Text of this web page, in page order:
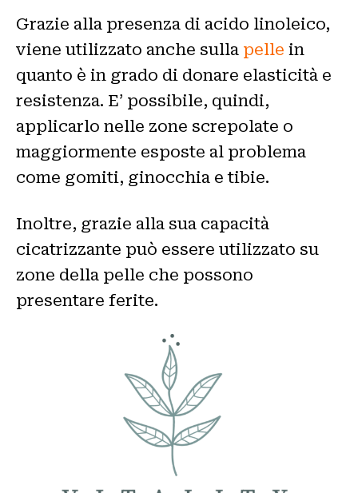
Grazie alla presenza di acido linoleico,
viene utilizzato anche sulla pelle in
quanto è in grado di donare elasticità e
resistenza. E’ possibile, quindi,
applicarlo nelle zone screpolate o
maggiormente esposte al problema
come gomiti, ginocchia e tibie.
Inoltre, grazie alla sua capacità
cicatrizzante può essere utilizzato su
zone della pelle che possono
presentare ferite.